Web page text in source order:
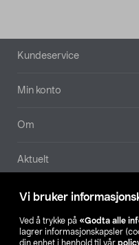
Vi bruker
Ved å trykke på «Godta alle
lagrer informasjonskapsler
din enhet i henhold til vår
Bunntekst
Kundeservice
Min konto
Om
Aktuelt
Våre selskaper